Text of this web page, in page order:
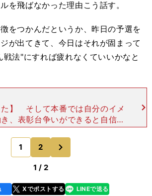
を飛ばなかった理由こう話す。
徴をつかんだというか、昨日の予選を
が出てきて、今日はそれが固まって
戦法"にすれば疲れなくていいかなと
た】 そして本番では自分のイメ
、表彰台争いができると自信を
ると少し強くなった追い風のな
きれない選手が続く。そのなか
でも風速が0.
1 2
1 / 2
Xでポストする
line LINEで送る